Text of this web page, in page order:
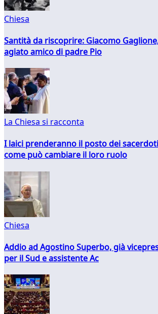
Chiesa
Santità da riscoprire: Giacomo
agiato amico di padre Pio
La Chiesa si racconta
I laici prenderanno il posto dei
come può cambiare il loro ruolo
Chiesa
Addio ad Agostino Superbo, già
per il Sud e assistente Ac